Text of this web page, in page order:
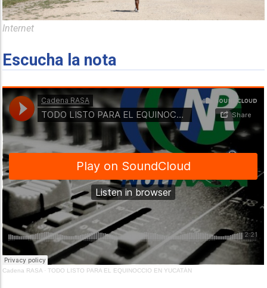
Internet
Escucha la nota
Cadena RASA ·TODO LISTO PARA EL EQUINOCCIO EN YUCATÁN